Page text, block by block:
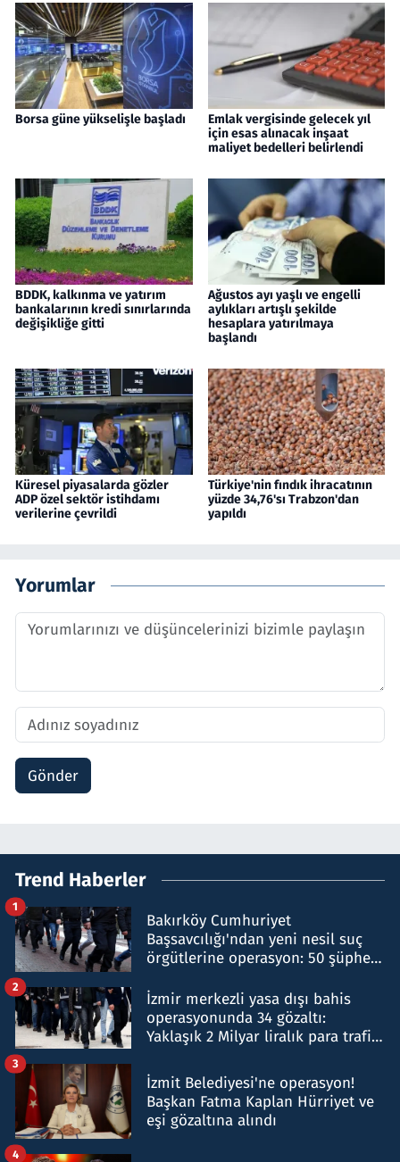
Borsa güne yükselişle başladı
Emlak vergisinde gelecek yıl
için esas alınacak inşaat
maliyet bedelleri belirlendi
BDDK, kalkınma ve yatırım
bankalarının kredi sınırlarında
değişikliğe gitti
Ağustos ayı yaşlı ve engelli
aylıkları artışlı şekilde
hesaplara yatırılmaya
başlandı
Küresel piyasalarda gözler
ADP özel sektör istihdamı
verilerine çevrildi
Türkiye'nin fındık ihracatının
yüzde 34,76'sı Trabzon'dan
yapıldı
Yorumlar
Gönder
Trend Haberler
Bakırköy Cumhuriyet
Başsavcılığı'ndan yeni nesil suç
örgütlerine operasyon: 50 şüpheli
1
İzmir merkezli yasa dışı bahis
operasyonunda 34 gözaltı:
Yaklaşık 2 Milyar liralık para trafiği
2
İzmit Belediyesi'ne operasyon!
Başkan Fatma Kaplan Hürriyet ve
eşi gözaltına alındı
3
4